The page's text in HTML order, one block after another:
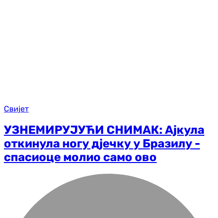
Свијет
УЗНЕМИРУЈУЋИ СНИМАК: Ајкула
откинула ногу дјечку у Бразилу -
спасиоце молио само ово